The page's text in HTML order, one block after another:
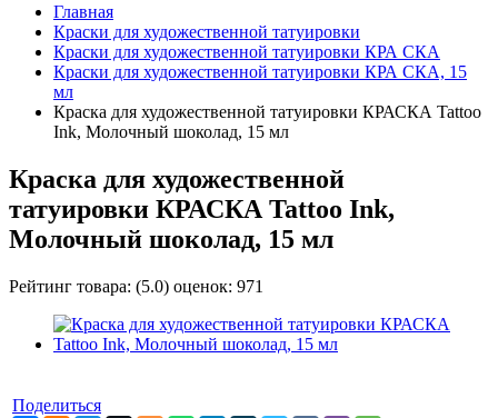
Главная
Краски для художественной татуировки
Краски для художественной татуировки КРА СКА
Краски для художественной татуировки КРА СКА, 15
мл
Краска для художественной татуировки КРАСКА Tattoo
Ink, Молочный шоколад, 15 мл
Краска для художественной
татуировки КРАСКА Tattoo Ink,
Молочный шоколад, 15 мл
Рейтинг товара: (5.0) оценок: 971
Поделиться